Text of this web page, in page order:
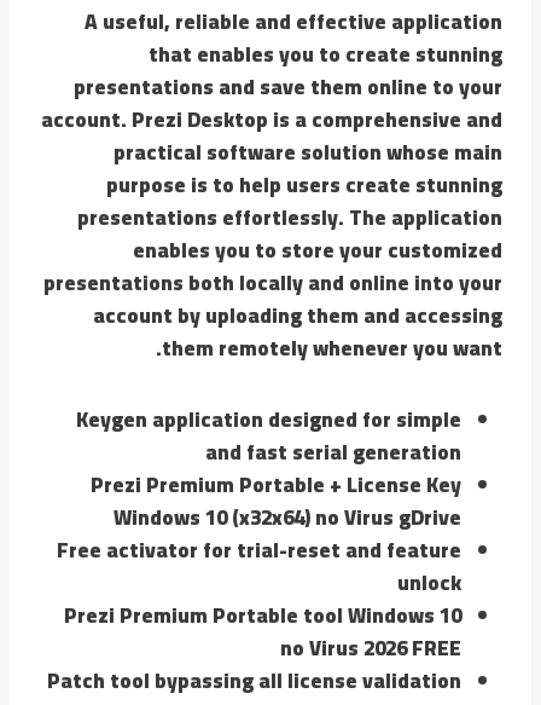
A useful, reliable and effective application
that enables you to create stunning
presentations and save them online to your
account. Prezi Desktop is a comprehensive and
practical software solution whose main
purpose is to help users create stunning
presentations effortlessly. The application
enables you to store your customized
presentations both locally and online into your
account by uploading them and accessing
them remotely whenever you want.
Keygen application designed for simple
and fast serial generation
Prezi Premium Portable + License Key
Windows 10 (x32x64) no Virus gDrive
Free activator for trial-reset and feature
unlock
Prezi Premium Portable tool Windows 10
no Virus 2026 FREE
Patch tool bypassing all license validation